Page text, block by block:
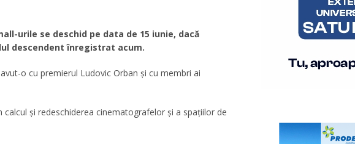
urile se deschid pe data de 15 iunie, dacă
descendent înregistrat acum.
o cu premierul Ludovic Orban și cu membri ai
și redeschiderea cinematografelor și a spațiilor de